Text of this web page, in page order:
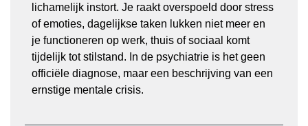
lichamelijk instort. Je raakt overspoeld door stress
of emoties, dagelijkse taken lukken niet meer en
je functioneren op werk, thuis of sociaal komt
tijdelijk tot stilstand. In de psychiatrie is het geen
officiële diagnose, maar een beschrijving van een
ernstige mentale crisis.